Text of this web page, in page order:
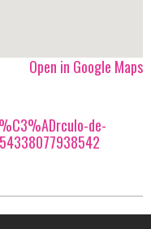
Open in Google Maps
de-